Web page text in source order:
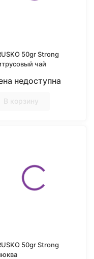
50gr Strong
чай
недоступна
В корзину
50gr Strong